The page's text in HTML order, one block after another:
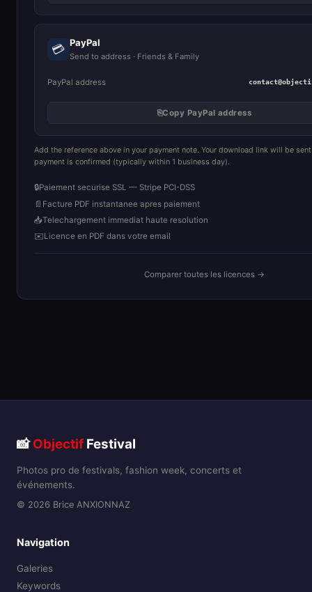
💳 PayPal
Send to address · Friends & Family
PayPal address
⎘Copy PayPal address
Add the reference above in your payment note. Your download link will be
payment is confirmed (typically within 1 business day).
🔒Paiement securise SSL — Stripe PCI-DSS
📄 Facture PDF instantanee apres paiement
📥Telechargement immediat haute resolution
✉️Licence en PDF dans votre email
Comparer toutes les licences →
📸Objectif Festival
Photos pro de festivals, fashion week, concerts et
événements.
© 2026 Brice ANXIONNAZ
Navigation
Galeries
Keywords